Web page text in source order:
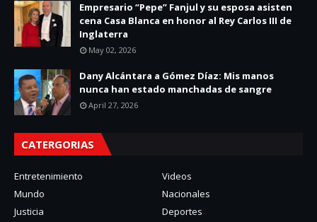
Empresario “Pepe” Fanjul y su esposa asisten
cena Casa Blanca en honor al Rey Carlos III de
Inglaterra
May 02, 2026
Dany Alcántara a Gómez Díaz: Mis manos
nunca han estado manchadas de sangre
April 27, 2026
CATERGORIAS
Entretenimiento
Videos
Mundo
Nacionales
Justicia
Deportes